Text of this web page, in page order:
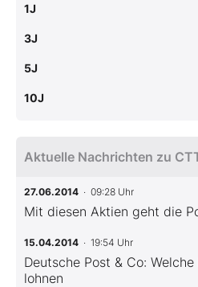
1J
3J
5J
10J
27.06.2014 · 09:28 Uhr
Mit diesen Aktien geht die
15.04.2014 · 19:54 Uhr
Deutsche Post & Co:
lohnen